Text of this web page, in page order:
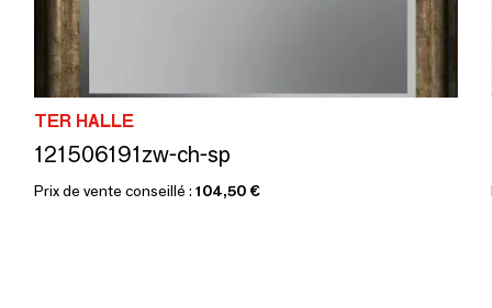
TER HALLE
121506191zw-ch-sp
Prix de vente conseillé : 104,50 €